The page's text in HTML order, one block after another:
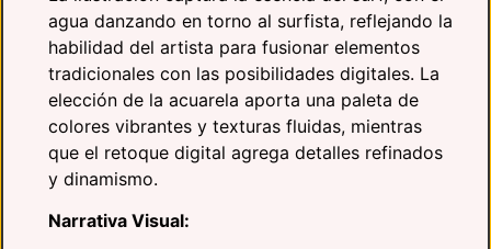
agua danzando en torno al surfista, reflejando la
habilidad del artista para fusionar elementos
tradicionales con las posibilidades digitales. La
elección de la acuarela aporta una paleta de
colores vibrantes y texturas fluidas, mientras
que el retoque digital agrega detalles refinados
y dinamismo.
Narrativa Visual: